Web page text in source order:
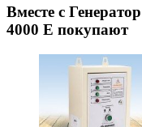
Вместе с
4000 E покупают